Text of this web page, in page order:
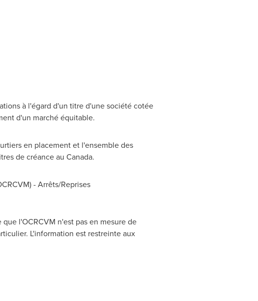
à l'égard d'un titre d'une société cotée
d'un marché équitable.
en placement et l'ensemble des
de créance au Canada.
- Arrêts/Reprises
l'OCRCVM n'est pas en mesure de
L'information est restreinte aux